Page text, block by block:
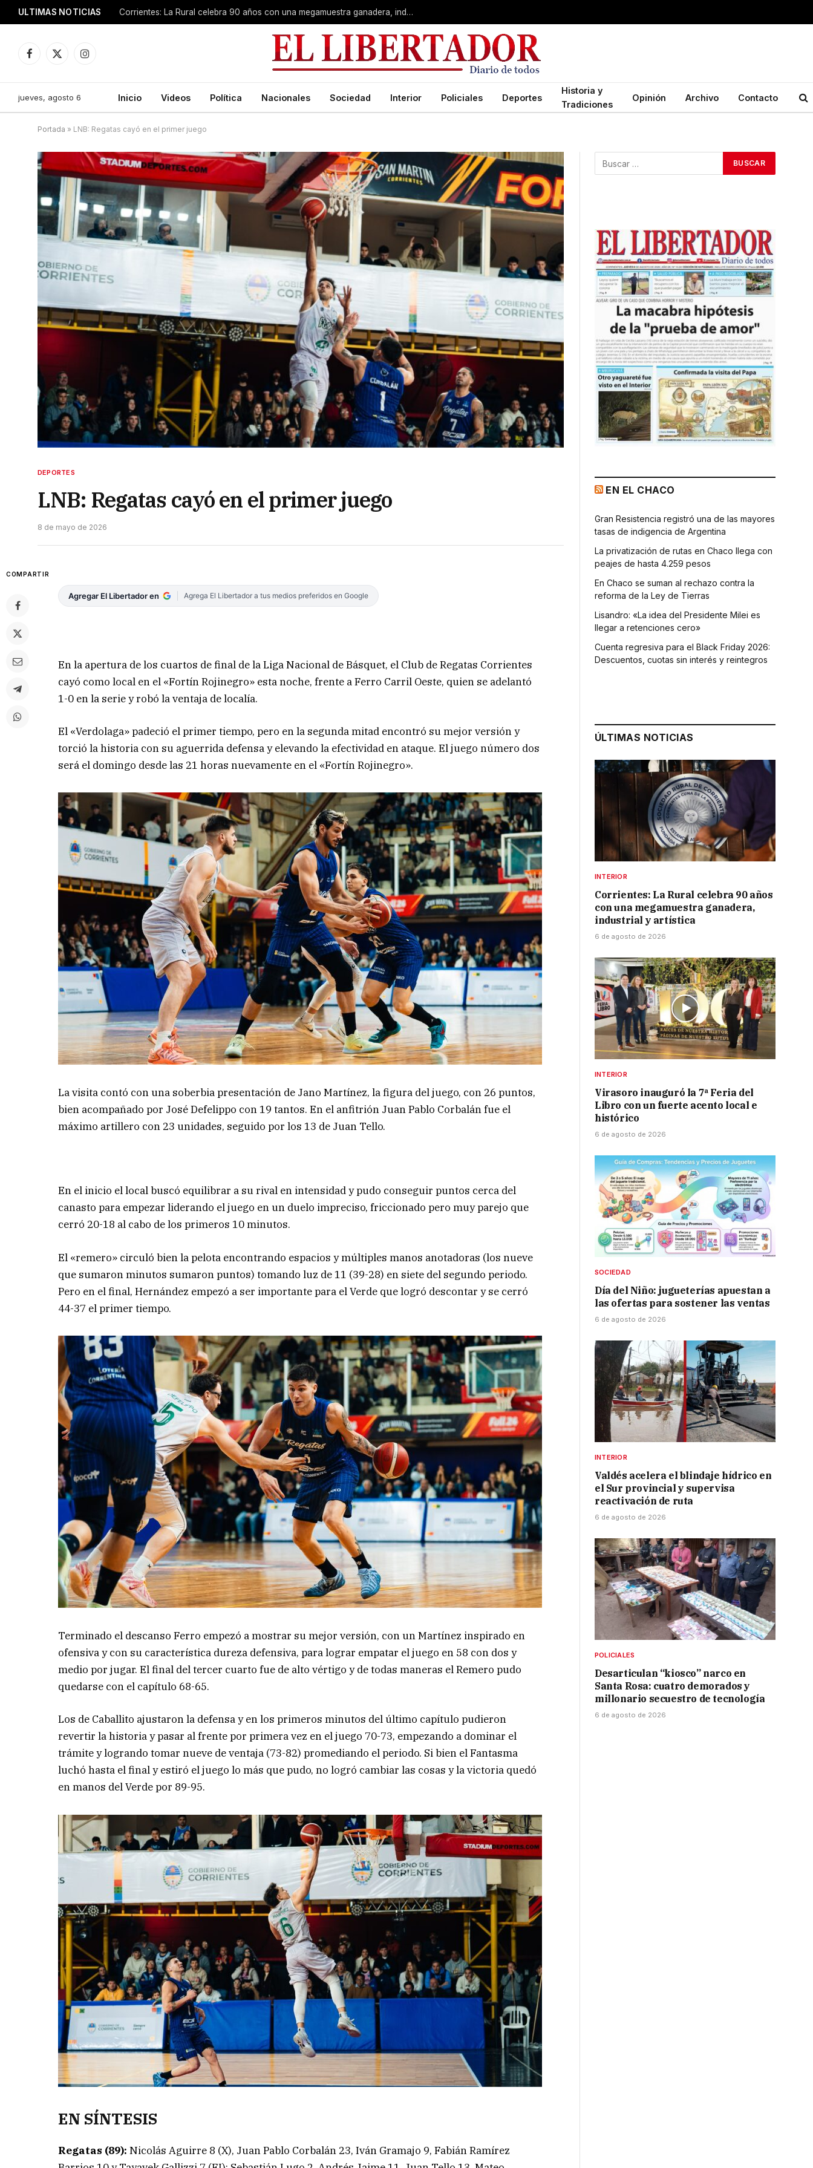
ULTIMAS NOTICIAS Corrientes: La Rural celebra 90 años con una megamuestra ganadera, industrial y artística
Facebook
X
Instagram
jueves, agosto 6 Inicio Videos Política Nacionales Sociedad Interior Policiales Deportes
Historia y
Tradiciones
Opinión Archivo Contacto
Portada » LNB: Regatas cayó en el primer juego
DEPORTES
LNB: Regatas cayó en el primer juego
8 de mayo de 2026
COMPARTIR
Agregar El Libertador en Agrega El Libertador a tus medios preferidos en Google
En la apertura de los cuartos de final de la Liga Nacional de Básquet, el Club de Regatas Corrientes
cayó como local en el «Fortín Rojinegro» esta noche, frente a Ferro Carril Oeste, quien se adelantó
1-0 en la serie y robó la ventaja de localía.
El «Verdolaga» padeció el primer tiempo, pero en la segunda mitad encontró su mejor versión y
torció la historia con su aguerrida defensa y elevando la efectividad en ataque. El juego número dos
será el domingo desde las 21 horas nuevamente en el «Fortín Rojinegro».
La visita contó con una soberbia presentación de Jano Martínez, la figura del juego, con 26 puntos,
bien acompañado por José Defelippo con 19 tantos. En el anfitrión Juan Pablo Corbalán fue el
máximo artillero con 23 unidades, seguido por los 13 de Juan Tello.
En el inicio el local buscó equilibrar a su rival en intensidad y pudo conseguir puntos cerca del
canasto para empezar liderando el juego en un duelo impreciso, friccionado pero muy parejo que
cerró 20-18 al cabo de los primeros 10 minutos.
El «remero» circuló bien la pelota encontrando espacios y múltiples manos anotadoras (los nueve
que sumaron minutos sumaron puntos) tomando luz de 11 (39-28) en siete del segundo periodo.
Pero en el final, Hernández empezó a ser importante para el Verde que logró descontar y se cerró
44-37 el primer tiempo.
Terminado el descanso Ferro empezó a mostrar su mejor versión, con un Martínez inspirado en
ofensiva y con su característica dureza defensiva, para lograr empatar el juego en 58 con dos y
medio por jugar. El final del tercer cuarto fue de alto vértigo y de todas maneras el Remero pudo
quedarse con el capítulo 68-65.
Los de Caballito ajustaron la defensa y en los primeros minutos del último capítulo pudieron
revertir la historia y pasar al frente por primera vez en el juego 70-73, empezando a dominar el
trámite y logrando tomar nueve de ventaja (73-82) promediando el periodo. Si bien el Fantasma
luchó hasta el final y estiró el juego lo más que pudo, no logró cambiar las cosas y la victoria quedó
en manos del Verde por 89-95.
EN SÍNTESIS
Regatas (89):Nicolás Aguirre 8 (X), Juan Pablo Corbalán 23, Iván Gramajo 9, Fabián Ramírez
EN EL CHACO
Gran Resistencia registró una de las mayores
tasas de indigencia de Argentina
La privatización de rutas en Chaco llega con
peajes de hasta 4.259 pesos
En Chaco se suman al rechazo contra la
reforma de la Ley de Tierras
Lisandro: «La idea del Presidente Milei es
llegar a retenciones cero»
Cuenta regresiva para el Black Friday 2026:
Descuentos, cuotas sin interés y reintegros
ÚLTIMAS NOTICIAS
INTERIOR
Corrientes: La Rural celebra 90 años
con una megamuestra ganadera,
industrial y artística
6 de agosto de 2026
INTERIOR
Virasoro inauguró la 7ª Feria del
Libro con un fuerte acento local e
histórico
6 de agosto de 2026
SOCIEDAD
Día del Niño: jugueterías apuestan a
las ofertas para sostener las ventas
6 de agosto de 2026
INTERIOR
Valdés acelera el blindaje hídrico en
el Sur provincial y supervisa
reactivación de ruta
6 de agosto de 2026
POLICIALES
Desarticulan “kiosco” narco en
Santa Rosa: cuatro demorados y
millonario secuestro de tecnología
6 de agosto de 2026